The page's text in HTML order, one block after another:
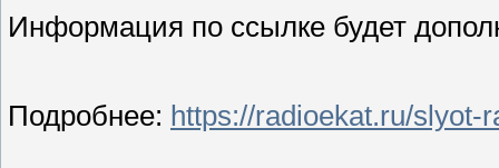
Информация по ссылке будет
Подробнее: https://radioekat.ru/slyot-